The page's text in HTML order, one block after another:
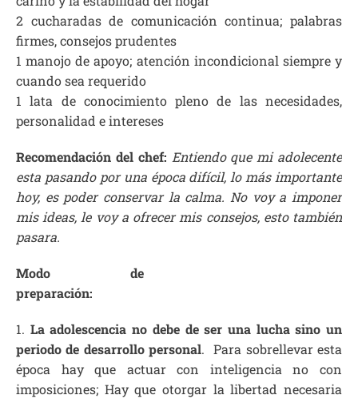
2 cucharadas de comunicación continua; palabras
firmes, consejos prudentes
1 manojo de apoyo; atención incondicional siempre y
cuando sea requerido
1 lata de conocimiento pleno de las necesidades,
personalidad e intereses
Recomendación del chef: Entiendo que mi adolecente
esta pasando por una época difícil, lo más importante
hoy, es poder conservar la calma. No voy a imponer
mis ideas, le voy a ofrecer mis consejos, esto también
pasara.
Modo de
preparación:
1. La adolescencia no debe de ser una lucha sino un
periodo de desarrollo personal. Para sobrellevar esta
época hay que actuar con inteligencia no con
imposiciones; Hay que otorgar la libertad necesaria